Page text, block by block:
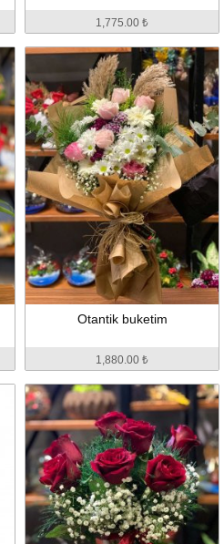
1,775.00 ₺
Otantik buketim
1,880.00 ₺